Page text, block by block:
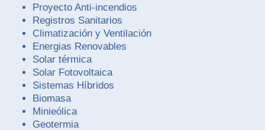
Proyecto Anti-incendios
Registros Sanitarios
Climatización y Ventilación
Energias Renovables
Solar térmica
Solar Fotovoltaica
Sistemas Híbridos
Biomasa
Minieólica
Geotermia